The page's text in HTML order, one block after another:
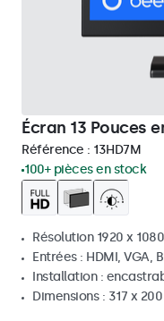
Écran 13 Pouces
Référence : 13HD7M
100+ pièces en stock
Résolution 1920 x
Entrées : HDMI, VGA,
Installation :
Dimensions : 317 x